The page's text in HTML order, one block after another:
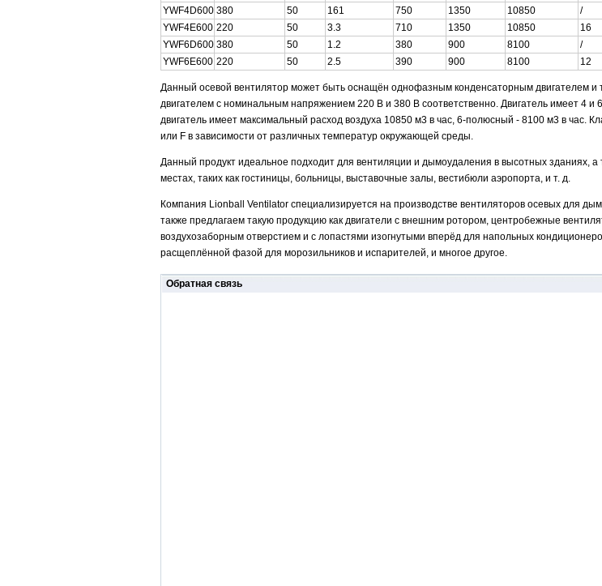
YWF4D600 380 50 161 750 1350 10850 /
YWF4E600 220 50 3.3 710 1350 10850 16
YWF6D600 380 50 1.2 380 900 8100 /
YWF6E600 220 50 2.5 390 900 8100 12
Данный осевой вентилятор может быть оснащён однофазным конденсаторным двигателем
двигателем с номинальным напряжением 220 В и 380 В соответственно. Двигатель имеет 4 и
двигатель имеет максимальный расход воздуха 10850 м3 в час, 6-полюсный - 8100 м3 в час.
или F в зависимости от различных температур окружающей среды.
Данный продукт идеальное подходит для вентиляции и дымоудаления в высотных зданиях, а
местах, таких как гостиницы, больницы, выставочные залы, вестибюли аэропорта, и т. д.
Компания Lionball Ventilator специализируется на производстве вентиляторов осевых для
также предлагаем такую продукцию как двигатели с внешним ротором, центробежные
воздухозаборным отверстием и с лопастями изогнутыми вперёд для напольных
расщеплённой фазой для морозильников и испарителей, и многое другое.
Обратная связь